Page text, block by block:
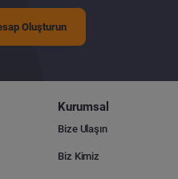
Oluşturun
Kurumsal
Bize Ulaşın
Biz Kimiz